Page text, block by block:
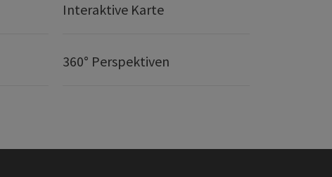
Interaktive Karte
360° Perspektiven